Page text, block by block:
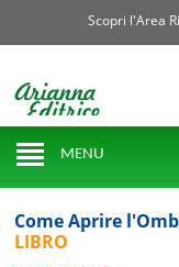
Scopri l'Area
MENU
Come Aprire
LIBRO